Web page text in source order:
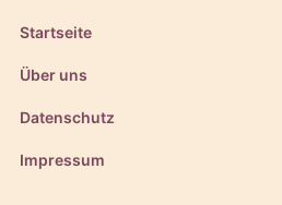
Startseite
Über uns
Datenschutz
Impressum